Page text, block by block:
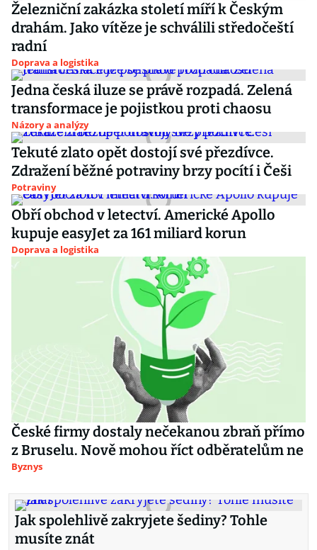
Železniční zakázka století míří k Českým
drahám. Jako vítěze je schválili středočeští
radní
Doprava a logistika
Jedna česká iluze se právě rozpadá. Zelená
transformace je pojistkou proti chaosu
Názory a analýzy
Tekuté zlato opět dostojí své přezdívce.
Zdražení běžné potraviny brzy pocítí i Češi
Potraviny
Obří obchod v letectví. Americké Apollo
kupuje easyJet za 161 miliard korun
Doprava a logistika
České firmy dostaly nečekanou zbraň přímo
z Bruselu. Nově mohou říct odběratelům ne
Byznys
Jak spolehlivě zakryjete šediny? Tohle
musíte znát